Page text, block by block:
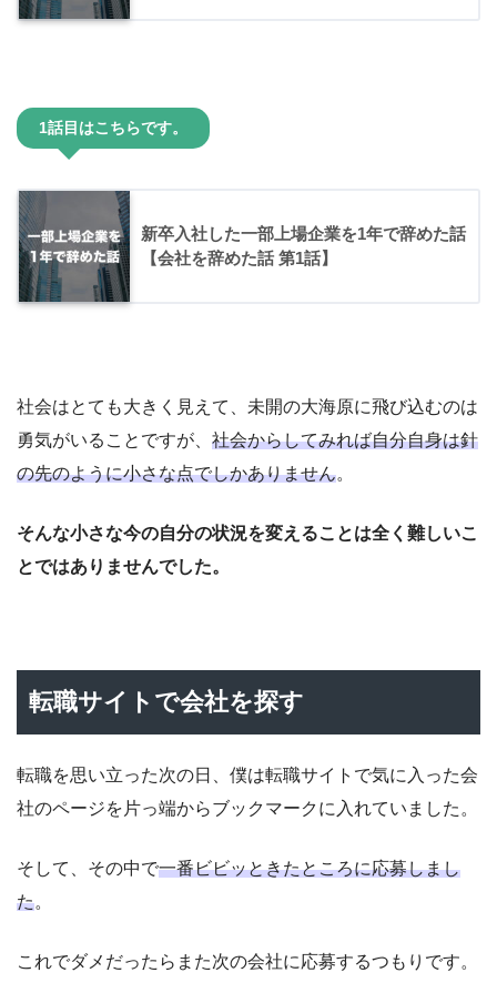
1話目はこちらです。
新卒入社した一部上場企業を1年で辞めた話
【会社を辞めた話 第1話】
社会はとても大きく見えて、未開の大海原に飛び込むのは
勇気がいることですが、 社会からしてみれば自分自身は針
の先のように小さな点でしかありません。
そんな小さな今の自分の状況を変えることは全く難しいこ
とではありませんでした。
転職サイトで会社を探す
転職を思い立った次の日、僕は転職サイトで気に入った会
社のページを片っ端からブックマークに入れていました。
そして、その中で一番ビビッときたところに応募しまし
た。
これでダメだったらまた次の会社に応募するつもりです。